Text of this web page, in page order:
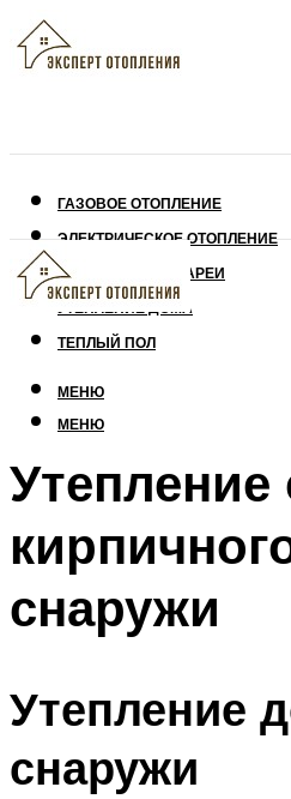
ГАЗОВОЕ ОТОПЛЕНИЕ
ЭЛЕКТРИЧЕСКОЕ ОТОПЛЕНИЕ
СОЛНЕЧНЫЕ БАТАРЕИ
УТЕПЛЕНИЕ ДОМА
ТЕПЛЫЙ ПОЛ
МЕНЮ
МЕНЮ
Утепление
снаружи
Утепление
снаружи